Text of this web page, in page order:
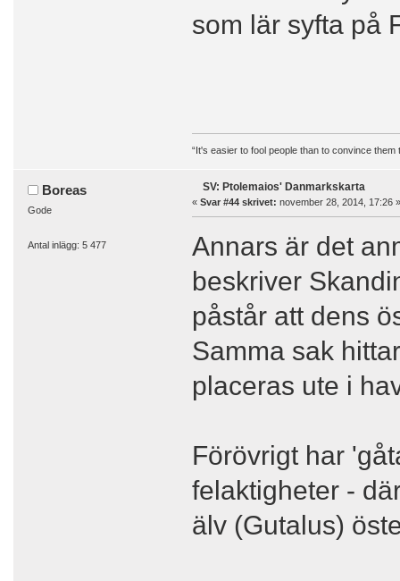
som lär syfta på
“It's easier to fool people than to convince them
Boreas
Gode
Antal inlägg: 5 477
SV: Ptolemaios' Danmarkskarta
« Svar #44 skrivet: november 28, 2014, 17:26 »
Annars är det
beskriver
påstår att dens
Samma sak
placeras ute i
Förövrigt har
felaktigheter -
älv (Gutalus)